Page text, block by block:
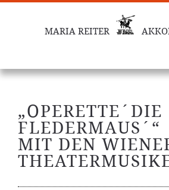
MARIA REITER
„OPERETTE´DIE
FLEDERMAUS´“
MIT DEN